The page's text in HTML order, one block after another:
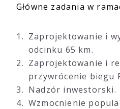
Główne zadania w
Zaprojektowanie i
odcinku 65 km.
Zaprojektowanie i
przywrócenie biegu
Nadzór inwestorski.
Wzmocnienie